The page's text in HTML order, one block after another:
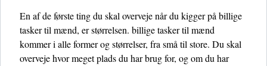
En af de første ting du skal overveje når du kigger på billige
tasker til mænd, er størrelsen. billige tasker til mænd
kommer i alle former og størrelser, fra små til store. Du skal
overveje hvor meget plads du har brug for, og om du har